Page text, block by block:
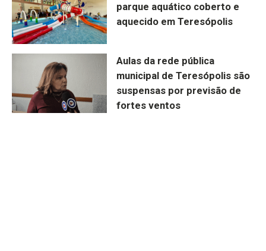
parque aquático coberto e
aquecido em Teresópolis
Aulas da rede pública
municipal de Teresópolis são
suspensas por previsão de
fortes ventos